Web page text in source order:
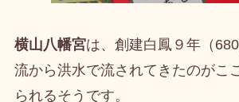
横山八幡宮は、創建白鳳９年（
流から洪水で流されてきたのがこ
られるそうです。